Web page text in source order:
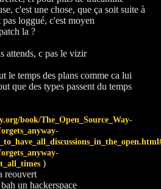
c'est une chose, que ça soit suite à
loggué, c'est moyen
la ?
attends, c pas le vizir
le temps des plans comme ca lui
que des types passent du temps
book/The_Open_Source_Way-
)
reouvert
un hackerspace